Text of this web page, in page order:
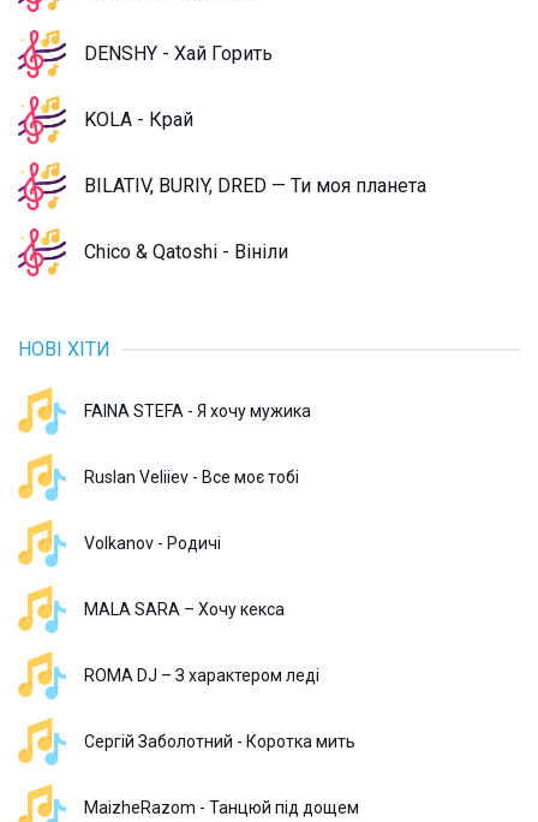
DENSHY - Хай Горить
KOLA - Край
BILATIV, BURIY, DRED — Ти моя планета
Chico & Qatoshi - Вініли
НОВІ ХІТИ
FAINA STEFA - Я хочу мужика
Ruslan Veliiev - Все моє тобі
Volkanov - Родичі
MALA SARA – Хочу кекса
ROMA DJ – З характером леді
Сергій Заболотний - Коротка мить
MaizheRazom - Танцюй під дощем